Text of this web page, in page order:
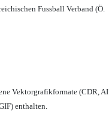
Fussball Verband (Ö.
Vektorgrafikformate (CDR, AI
enthalten.